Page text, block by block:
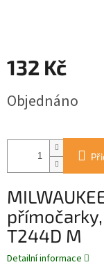
132 Kč
cena:
Objednáno
T244D M
Detailní informace